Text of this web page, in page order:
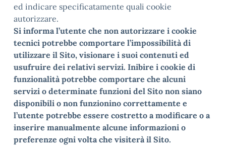
ed indicare specificatamente quali cookie
autorizzare.
Si informa l’utente che non autorizzare i cookie
tecnici potrebbe comportare l’impossibilità di
utilizzare il Sito, visionare i suoi contenuti ed
usufruire dei relativi servizi. Inibire i cookie di
funzionalità potrebbe comportare che alcuni
servizi o determinate funzioni del Sito non siano
disponibili o non funzionino correttamente e
l’utente potrebbe essere costretto a modificare o a
inserire manualmente alcune informazioni o
preferenze ogni volta che visiterà il Sito.